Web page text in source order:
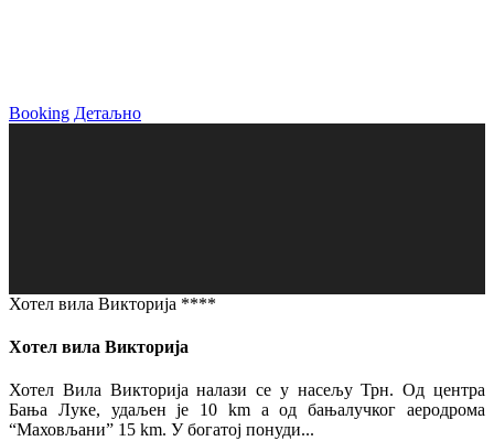
Booking Детаљно
Хотел вила Викторија ****
Хотел вила Викторија
Хотел Вила Викторија налази се у насељу Трн. Од центра
Бања Луке, удаљен је 10 km а од бањалучког аеродрома
“Маховљани” 15 km. У богатој понуди...